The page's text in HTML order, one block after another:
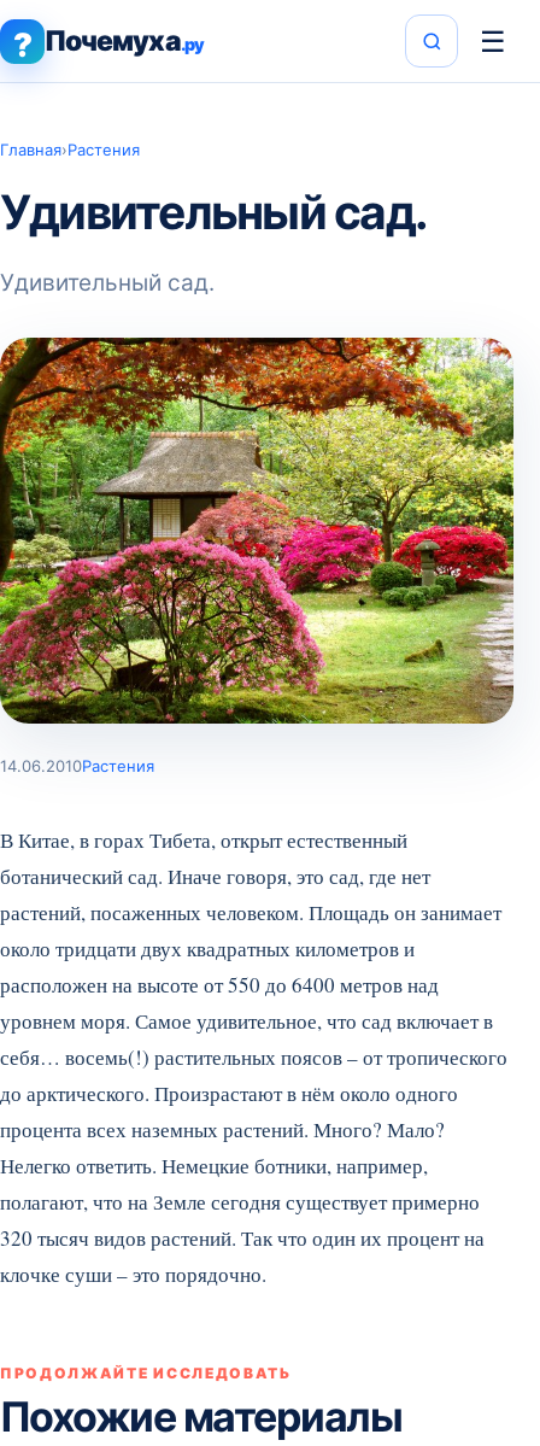
? Почемуха.ру ☰
Главная›Растения
Удивительный сад.
Удивительный сад.
14.06.2010Растения
В Китае, в горах Тибета, открыт естественный
ботанический сад. Иначе говоря, это сад, где нет
растений, посаженных человеком. Площадь он занимает
около тридцати двух квадратных километров и
расположен на высоте от 550 до 6400 метров над
уровнем моря. Самое удивительное, что сад включает в
себя… восемь(!) растительных поясов – от тропического
до арктического. Произрастают в нём около одного
процента всех наземных растений. Много? Мало?
Нелегко ответить. Немецкие ботники, например,
полагают, что на Земле сегодня существует примерно
320 тысяч видов растений. Так что один их процент на
клочке суши – это порядочно.
ПРОДОЛЖАЙТЕ ИССЛЕДОВАТЬ
Похожие материалы